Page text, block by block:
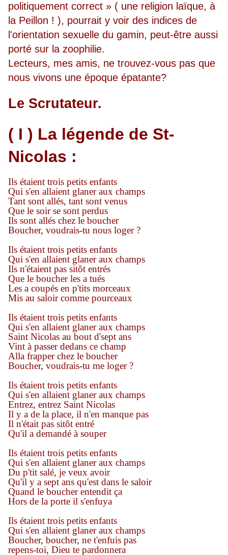
politiquement correct » ( une religion laïque, à
la Peillon ! ), pourrait y voir des indices de
l'orientation sexuelle du gamin, peut-être aussi
porté sur la zoophilie.
Lecteurs, mes amis, ne trouvez-vous pas que
nous vivons une époque épatante?
Le Scrutateur.
( I ) La légende de St-
Nicolas :
Ils étaient trois petits enfants
Qui s'en allaient glaner aux champs
Tant sont allés, tant sont venus
Que le soir se sont perdus
Ils sont allés chez le boucher
Boucher, voudrais-tu nous loger ?
Ils étaient trois petits enfants
Qui s'en allaient glaner aux champs
Ils n'étaient pas sitôt entrés
Que le boucher les a tués
Les a coupés en p'tits morceaux
Mis au saloir comme pourceaux
Ils étaient trois petits enfants
Qui s'en allaient glaner aux champs
Saint Nicolas au bout d'sept ans
Vint à passer dedans ce champ
Alla frapper chez le boucher
Boucher, voudrais-tu me loger ?
Ils étaient trois petits enfants
Qui s'en allaient glaner aux champs
Entrez, entrez Saint Nicolas
Il y a de la place, il n'en manque pas
Il n'était pas sitôt entré
Qu'il a demandé à souper
Ils étaient trois petits enfants
Qui s'en allaient glaner aux champs
Du p'tit salé, je veux avoir
Qu'il y a sept ans qu'est dans le saloir
Quand le boucher entendit ça
Hors de la porte il s'enfuya
Ils étaient trois petits enfants
Qui s'en allaient glaner aux champs
Boucher, boucher, ne t'enfuis pas
repens-toi, Dieu te pardonnera